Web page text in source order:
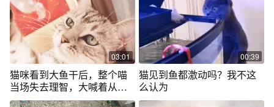
03:01
猫咪看到大鱼干后，整个喵
当场失去理智，大喊着从主
人手里抢鱼干
00:39
猫见到鱼都激动吗？我不这
么认为